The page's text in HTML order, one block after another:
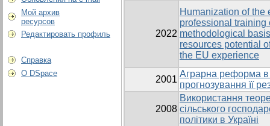
Мой архив
ресурсов
Редактировать профиль
Справка
О DSpace
2022
Humanization of the
professional training
methodological
resources potential
the EU experience
2001
Аграрна реформа в
прогнозування її
2008
Використання
сільського
політики в Україні